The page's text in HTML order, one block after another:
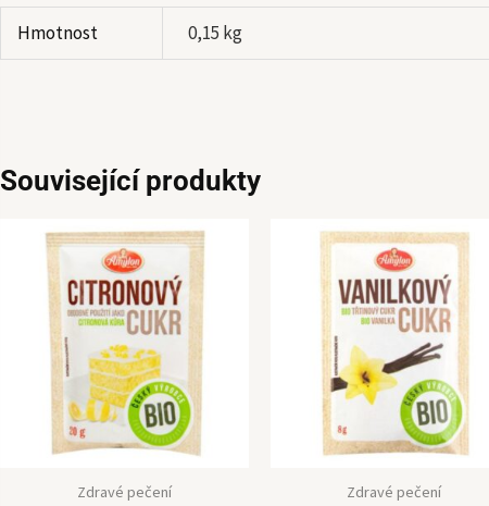
Hmotnost 0,15 kg
Související produkty
Zdravé pečení Zdravé pečení